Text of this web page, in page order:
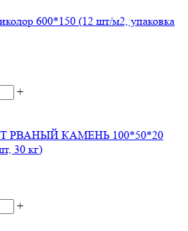
600*150 (12 шт/м2, упаковка
+
РВАНЫЙ КАМЕНЬ 100*50*20
30 кг)
+